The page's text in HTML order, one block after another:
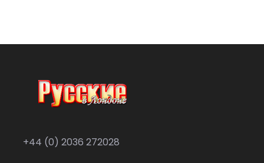
+44 (0) 2036 272028